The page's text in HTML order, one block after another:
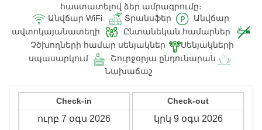
հաստատելով ձեր ամրագրումը։
Անվճար WiFi
Տրանսֆեր
Անվճար
ավտոկայանատեղի
Ընտանեկան համարներ
Չծխողների համար սենյակներ
Սենյակների
սպասարկում
Շուրջօրյա ընդունարան
Նախաճաշ
Check-in Check-out